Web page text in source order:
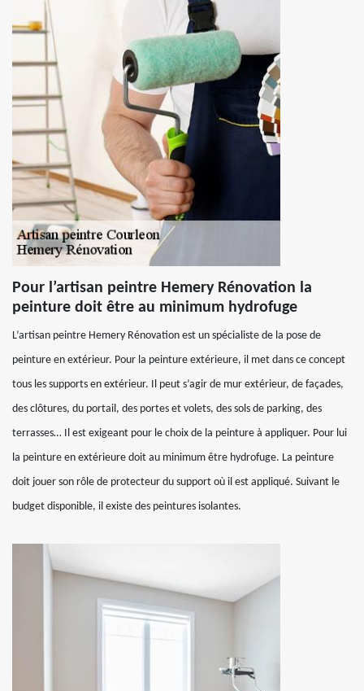
Pour l’artisan peintre Hemery Rénovation la
peinture doit être au minimum hydrofuge
L’artisan peintre Hemery Rénovation est un spécialiste de la pose de
peinture en extérieur. Pour la peinture extérieure, il met dans ce concept
tous les supports en extérieur. Il peut s’agir de mur extérieur, de façades,
des clôtures, du portail, des portes et volets, des sols de parking, des
terrasses… Il est exigeant pour le choix de la peinture à appliquer. Pour lui
la peinture en extérieure doit au minimum être hydrofuge. La peinture
doit jouer son rôle de protecteur du support où il est appliqué. Suivant le
budget disponible, il existe des peintures isolantes.